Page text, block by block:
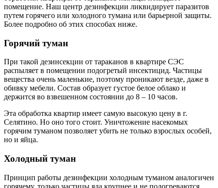
помещение. Наш центр дезинфекции ликвидирует паразитов
путем горячего или холодного тумана или барьерной защиты.
Более подробно об этих способах ниже.
Горячий туман
При такой дезинсекции от тараканов в квартире СЭС
распыляет в помещении подогретый инсектицид. Частицы
вещества очень маленькие, поэтому проникают везде, даже в
обивку мебели. Состав образует густое белое облако и
держится во взвешенном состоянии до 8 – 10 часов.
Эта обработка квартир имеет самую высокую цену в г.
Селятино. Но оно того стоит. Уничтожение насекомых
горячим туманом позволяет убить не только взрослых особей,
но и яйца.
Холодный туман
Принцип работы дезинфекции холодным туманом аналогичен
горячему, только частицы яда крупнее и не подогреваются.